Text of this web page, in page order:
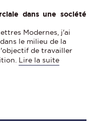
dans une société
Modernes, j'ai
le milieu de la
de travailler
Lire la suite